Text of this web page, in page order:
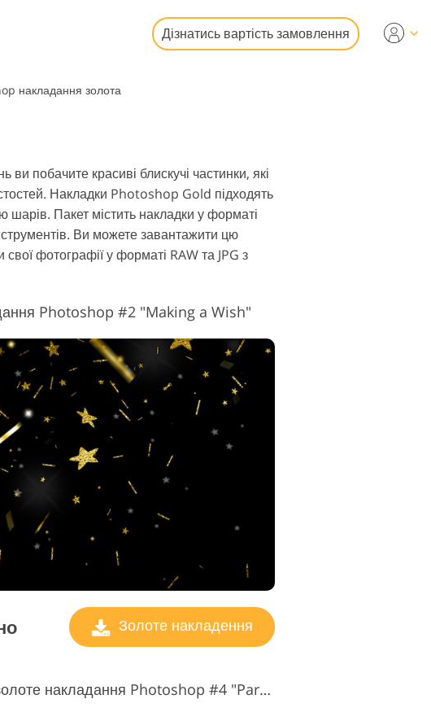
нерухомості
з Редагування
Відео
Video
відео
Дізнатись вартість замовлення
накладання золота
побачите красиві блискучі частинки, які
Накладки Photoshop Gold підходять
Пакет містить накладки у форматі
Ви можете завантажити цю
фотографії у форматі RAW та JPG з
Photoshop #2 "Making a Wish"
Золоте накладення
Безкоштовне золоте накладання Photoshop #4 "Party Mood"